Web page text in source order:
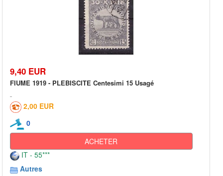
9,40 EUR
FIUME 1919 - PLEBISCITE Centesimi 15 Usagé
2,00 EUR
0
ACHETER
IT - 55***
Autres